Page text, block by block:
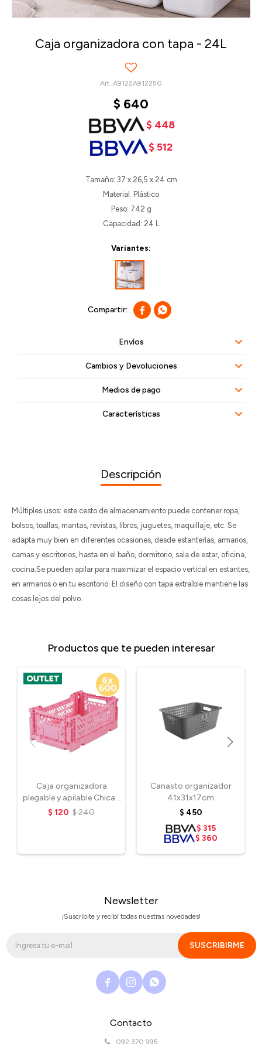
Caja organizadora con tapa - 24L
A9122A912250
$ 640
$ 448
$ 512
Tamaño: 37 x 26,5 x 24 cm
Material: Plástico
Peso: 742 g
Capacidad: 24 L
Variantes:
 
Envíos
Cambios y Devoluciones
Medios de pago
Características
Descripción
Múltiples usos: este cesto de almacenamiento puede contener ropa,
bolsos, toallas, mantas, revistas, libros, juguetes, maquillaje, etc. Se
adapta muy bien en diferentes ocasiones, desde estanterías, armarios,
camas y escritorios, hasta en el baño, dormitorio, sala de estar, oficina,
cocina.Se pueden apilar para maximizar el espacio vertical en estantes,
en armarios o en tu escritorio. El diseño con tapa extraíble mantiene las
cosas lejos del polvo.
Productos que te pueden interesar
Caja organizadora
plegable y apilable Chica -
Baby Pink
$ 120 $240
Canasto organizador
41x31x17cm
$ 450
$ 315
$ 360
Contacto
092 370 995
Newsletter
¡Suscribite y recibí todas nuestras novedades!
SUSCRIBIRME
  